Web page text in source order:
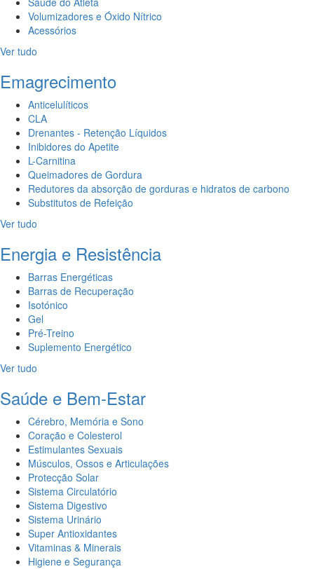
Volumizadores e Óxido Nítrico
Acessórios
Ver tudo
Emagrecimento
Anticelulíticos
CLA
Drenantes - Retenção Líquidos
Inibidores do Apetite
L-Carnitina
Queimadores de Gordura
Redutores da absorção de gorduras e hidratos de carbono
Substitutos de Refeição
Ver tudo
Energia e Resistência
Barras Energéticas
Barras de Recuperação
Isotónico
Gel
Pré-Treino
Suplemento Energético
Ver tudo
Saúde e Bem-Estar
Cérebro, Memória e Sono
Coração e Colesterol
Estimulantes Sexuais
Músculos, Ossos e Articulações
Protecção Solar
Sistema Circulatório
Sistema Digestivo
Sistema Urinário
Super Antioxidantes
Vitaminas & Minerais
Higiene e Segurança